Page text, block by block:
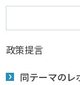
政策提言
同テーマのレ